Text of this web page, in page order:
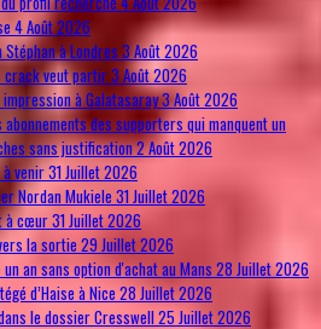
4 Août 2026
à Londres 3 Août 2026
crack veut partir3 Août 2026
à Galatasaray3 Août 2026
des supporters qui manquent un
sans justification2 Août 2026
venir31 Juillet 2026
Nordan Mukiele 31 Juillet 2026
à cœur31 Juillet 2026
la sortie29 Juillet 2026
an sans option d'achat au Mans 28 Juillet 2026
d’Haise à Nice28 Juillet 2026
le dossier Cresswell25 Juillet 2026